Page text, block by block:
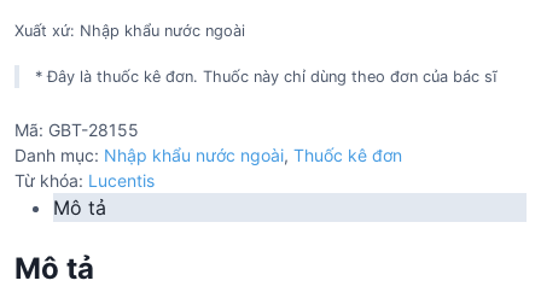
Xuất xứ: Nhập khẩu nước ngoài
* Đây là thuốc kê đơn. Thuốc này chỉ dùng theo đơn của bác sĩ
Mã: GBT-28155
Danh mục: Nhập khẩu nước ngoài, Thuốc kê đơn
Từ khóa: Lucentis
Mô tả
Mô tả